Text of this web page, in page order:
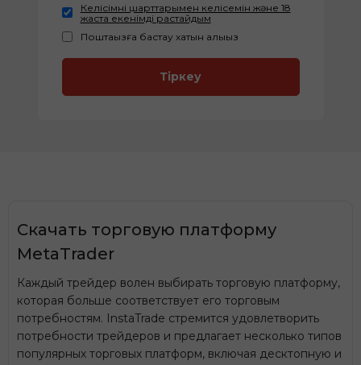
Келісімнің шарттарымен келісемін және 18
жаста екенімді растайдым
Поштаңызға бастау хатын алыңыз
Скачать торговую платформу
MetaTrader
Каждый трейдер волен выбирать торговую платформу,
которая больше соответствует его торговым
потребностям. InstaTrade стремится удовлетворить
потребности трейдеров и предлагает несколько типов
популярных торговых платформ, включая десктопную и